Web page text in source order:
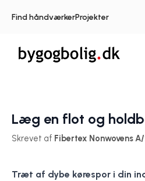
Find håndværkerProjekter
Læg en flot og
Skrevet af Fibertex Nonwovens
Træt af dybe kørespor i din